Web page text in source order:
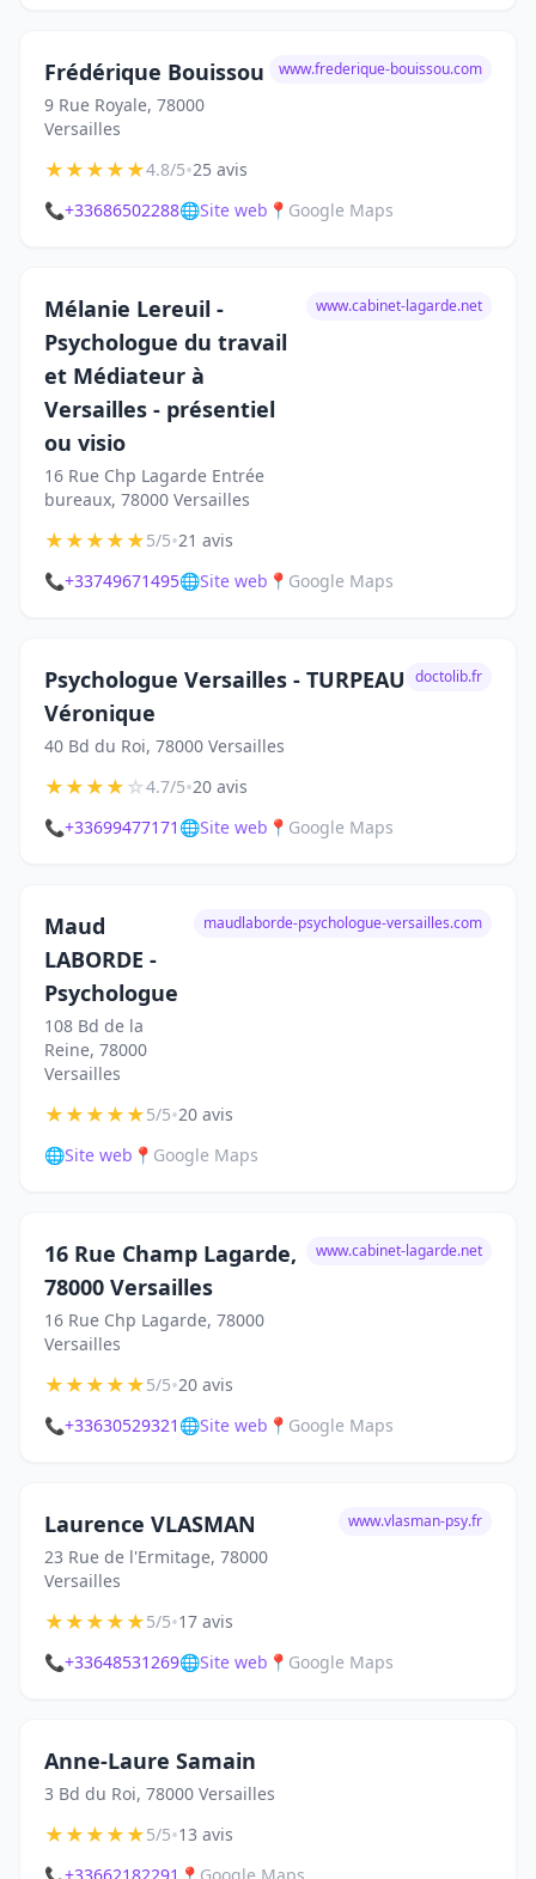
Frédérique Bouissou
9 Rue Royale, 78000
Versailles
www.frederique-bouissou.com
★★★★★4.8/5•25 avis
📞+33686502288🌐Site web 📍 Google Maps
Mélanie Lereuil -
Psychologue du travail
et Médiateur à
Versailles - présentiel
ou visio
16 Rue Chp Lagarde Entrée
bureaux, 78000 Versailles
www.cabinet-lagarde.net
★★★★★5/5•21 avis
📞+33749671495🌐Site web 📍 Google Maps
Psychologue Versailles - TURPEAU
Véronique
40 Bd du Roi, 78000 Versailles
doctolib.fr
★★★★☆4.7/5•20 avis
📞+33699477171 🌐Site web 📍 Google Maps
Maud
LABORDE -
Psychologue
108 Bd de la
Reine, 78000
Versailles
maudlaborde-psychologue-versailles.com
★★★★★5/5•20 avis
🌐Site web 📍 Google Maps
16 Rue Champ Lagarde,
78000 Versailles
16 Rue Chp Lagarde, 78000
Versailles
www.cabinet-lagarde.net
★★★★★5/5•20 avis
📞+33630529321 🌐Site web 📍 Google Maps
Laurence VLASMAN
23 Rue de l'Ermitage, 78000
Versailles
www.vlasman-psy.fr
★★★★★5/5•17 avis
📞+33648531269🌐Site web 📍 Google Maps
Anne-Laure Samain
3 Bd du Roi, 78000 Versailles
★★★★★5/5•13 avis